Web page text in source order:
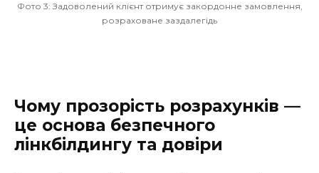
Фото 3: Задоволений клієнт отримує закордонне замовлення,
розраховане заздалегідь
Чому прозорість розрахунків —
це основа безпечного
лінкбілдингу та довіри